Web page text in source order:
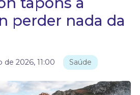
perder nada da
de 2026, 11:00 Saúde